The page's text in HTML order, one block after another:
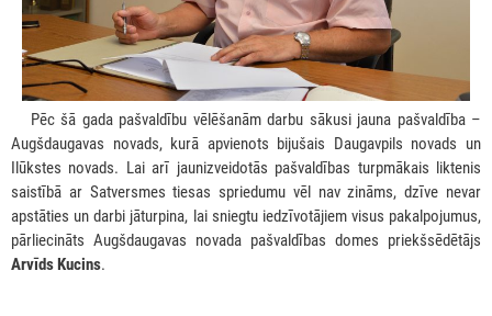
Pēc šā gada pašvaldību vēlēšanām darbu sākusi jauna pašvaldība –
Augšdaugavas novads, kurā apvienots bijušais Daugavpils novads un
Ilūkstes novads. Lai arī jaunizveidotās pašvaldības turpmākais liktenis
saistībā ar Satversmes tiesas spriedumu vēl nav zināms, dzīve nevar
apstāties un darbi jāturpina, lai sniegtu iedzīvotājiem visus pakalpojumus,
pārliecināts Augšdaugavas novada pašvaldības domes priekšsēdētājs
Arvīds Kucins.